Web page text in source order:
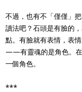
不過，也有不「僅僅」
讀法吧？石頭是有臉的
點。有臉就有表情，表
——有靈魂的是角色。在
一個角色。
***